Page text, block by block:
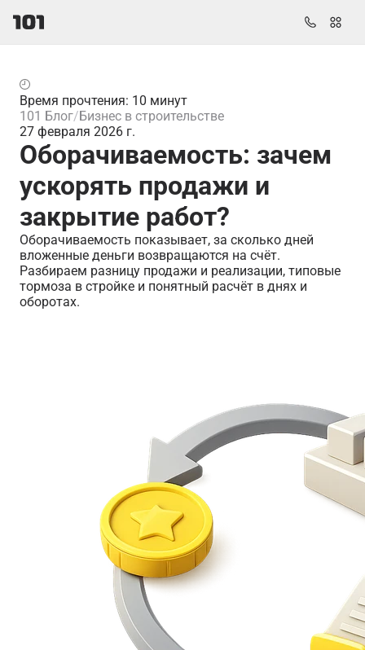
Время прочтения: 10 минут
101 Блог Бизнес в строительстве
27 февраля 2026 г.
Оборачиваемость: зачем
ускорять продажи и
закрытие работ?
Оборачиваемость показывает, за сколько дней
вложенные деньги возвращаются на счёт.
Разбираем разницу продажи и реализации, типовые
тормоза в стройке и понятный расчёт в днях и
оборотах.